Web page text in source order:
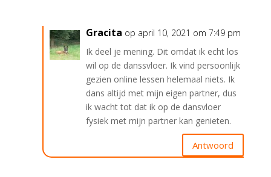
Gracita op april 10, 2021 om 7:49 pm
Ik deel je mening. Dit omdat ik echt los
wil op de danssvloer. Ik vind persoonlijk
gezien online lessen helemaal niets. Ik
dans altijd met mijn eigen partner, dus
ik wacht tot dat ik op de dansvloer
fysiek met mijn partner kan genieten.
Antwoord